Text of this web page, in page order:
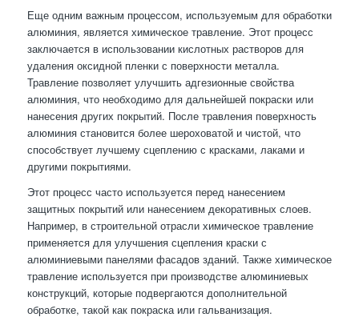
Еще одним важным процессом, используемым для обработки
алюминия, является химическое травление. Этот процесс
заключается в использовании кислотных растворов для
удаления оксидной пленки с поверхности металла.
Травление позволяет улучшить адгезионные свойства
алюминия, что необходимо для дальнейшей покраски или
нанесения других покрытий. После травления поверхность
алюминия становится более шероховатой и чистой, что
способствует лучшему сцеплению с красками, лаками и
другими покрытиями.
Этот процесс часто используется перед нанесением
защитных покрытий или нанесением декоративных слоев.
Например, в строительной отрасли химическое травление
применяется для улучшения сцепления краски с
алюминиевыми панелями фасадов зданий. Также химическое
травление используется при производстве алюминиевых
конструкций, которые подвергаются дополнительной
обработке, такой как покраска или гальванизация.